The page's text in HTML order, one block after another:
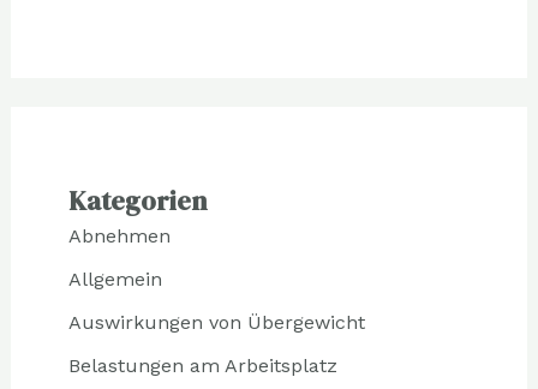
Kategorien
Abnehmen
Allgemein
Auswirkungen von Übergewicht
Belastungen am Arbeitsplatz